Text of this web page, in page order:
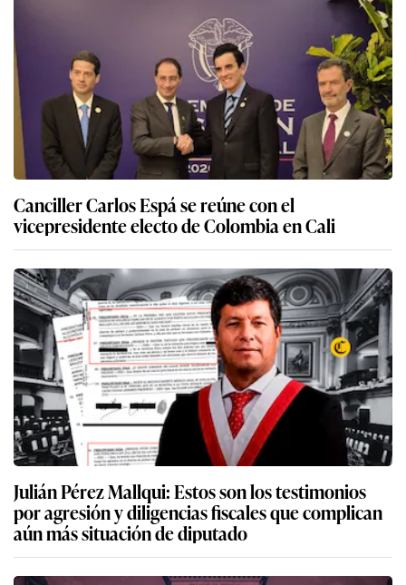
Canciller Carlos Espá se reúne con el
vicepresidente electo de Colombia en Cali
Julián Pérez Mallqui: Estos son los testimonios
por agresión y diligencias fiscales que complican
aún más situación de diputado